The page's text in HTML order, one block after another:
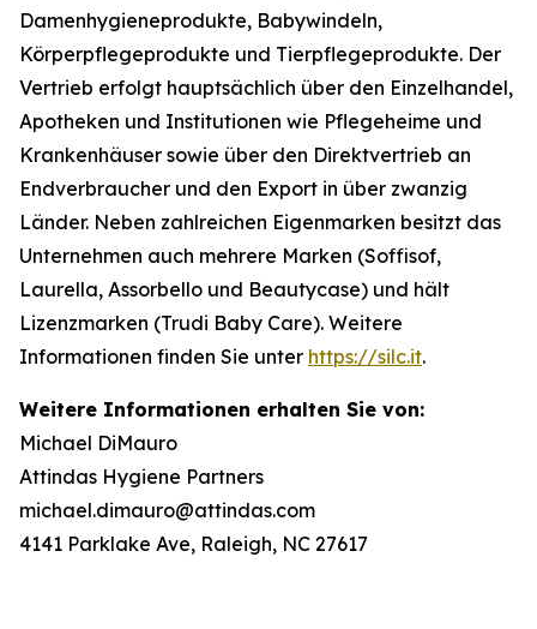
Damenhygieneprodukte, Babywindeln,
Körperpflegeprodukte und Tierpflegeprodukte. Der
Vertrieb erfolgt hauptsächlich über den Einzelhandel,
Apotheken und Institutionen wie Pflegeheime und
Krankenhäuser sowie über den Direktvertrieb an
Endverbraucher und den Export in über zwanzig
Länder. Neben zahlreichen Eigenmarken besitzt das
Unternehmen auch mehrere Marken (Soffisof,
Laurella, Assorbello und Beautycase) und hält
Lizenzmarken (Trudi Baby Care). Weitere
Informationen finden Sie unter https://silc.it.
Weitere Informationen erhalten Sie von:
Michael DiMauro
Attindas Hygiene Partners
michael.dimauro@attindas.com
4141 Parklake Ave, Raleigh, NC 27617